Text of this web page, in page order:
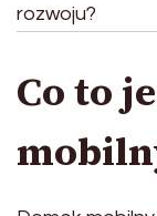
rozwoju?
Co to